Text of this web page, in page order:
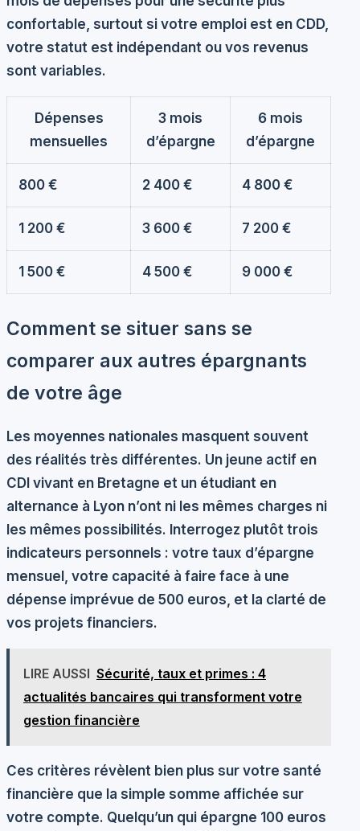
confortable, surtout si votre emploi est en CDD,
votre statut est indépendant ou vos revenus
sont variables.
Dépenses
mensuelles
3 mois
d’épargne
6 mois
d’épargne
800 € 2 400 € 4 800 €
1 200 € 3 600 € 7 200 €
1 500 € 4 500 € 9 000 €
Comment se situer sans se
comparer aux autres épargnants
de votre âge
Les moyennes nationales masquent souvent
des réalités très différentes. Un jeune actif en
CDI vivant en Bretagne et un étudiant en
alternance à Lyon n’ont ni les mêmes charges ni
les mêmes possibilités. Interrogez plutôt trois
indicateurs personnels : votre taux d’épargne
mensuel , votre capacité à faire face à une
dépense imprévue de 500 euros, et la clarté de
vos projets financiers.
LIRE AUSSI Sécurité, taux et primes : 4
actualités bancaires qui transforment votre
gestion financière
Ces critères révèlent bien plus sur votre santé
financière que la simple somme affichée sur
votre compte. Quelqu’un qui épargne 100 euros